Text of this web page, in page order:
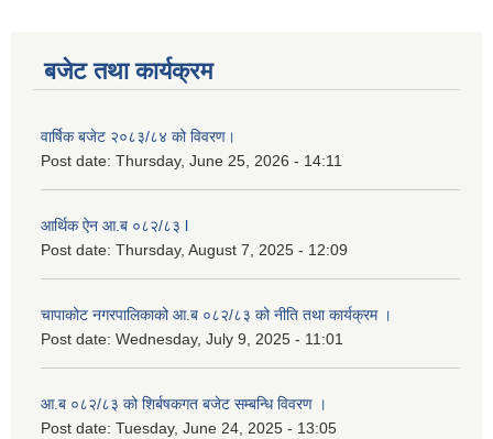
बजेट तथा कार्यक्रम
वार्षिक बजेट २०८३/८४ को विवरण।
Post date: Thursday, June 25, 2026 - 14:11
आर्थिक ऐन आ.ब ०८२/८३ l
Post date: Thursday, August 7, 2025 - 12:09
चापाकोट नगरपालिकाको आ.ब ०८२/८३ को नीति तथा कार्यक्रम ।
Post date: Wednesday, July 9, 2025 - 11:01
आ.ब ०८२/८३ को शिर्बषकगत बजेट सम्बन्धि विवरण ।
Post date: Tuesday, June 24, 2025 - 13:05